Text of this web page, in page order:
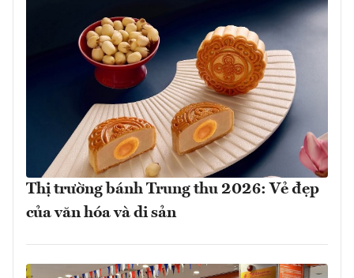
Thị trường bánh Trung thu 2026: Vẻ đẹp
của văn hóa và di sản